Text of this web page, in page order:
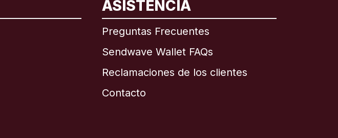
ASISTENCIA
Preguntas Frecuentes
Sendwave Wallet FAQs
Reclamaciones de los clientes
Contacto